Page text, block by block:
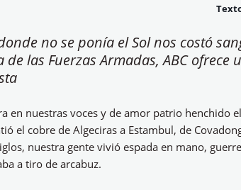
no se ponía el Sol nos costó
de las Fuerzas Armadas, ABC ofrece
en nuestras voces y de amor patrio henchido
el cobre de Algeciras a Estambul, de
nuestra gente vivió espada en mano,
a tiro de arcabuz.